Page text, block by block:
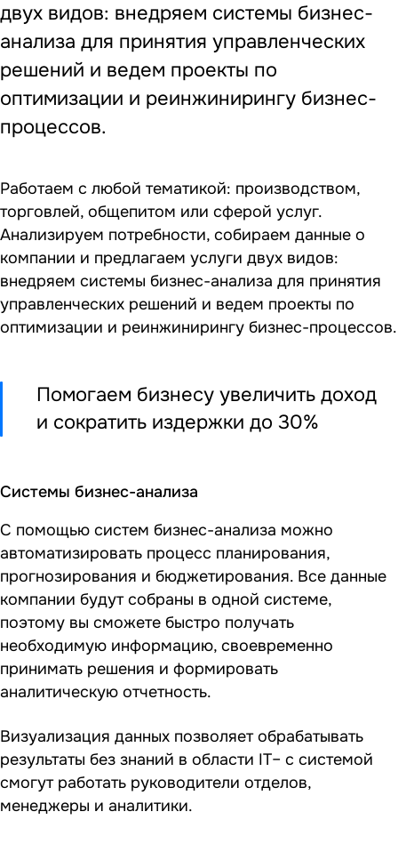
двух видов: внедряем системы бизнес-
анализа для принятия управленческих
решений и ведем проекты по
оптимизации и реинжинирингу бизнес-
процессов.
Работаем с любой тематикой: производством,
торговлей, общепитом или сферой услуг.
Анализируем потребности, собираем данные о
компании и предлагаем услуги двух видов:
внедряем системы бизнес-анализа для принятия
управленческих решений и ведем проекты по
оптимизации и реинжинирингу бизнес-процессов.
Помогаем бизнесу увеличить доход
и сократить издержки до 30%
Системы бизнес-анализа
С помощью систем бизнес-анализа можно
автоматизировать процесс планирования,
прогнозирования и бюджетирования. Все данные
компании будут собраны в одной системе,
поэтому вы сможете быстро получать
необходимую информацию, своевременно
принимать решения и формировать
аналитическую отчетность.
Визуализация данных позволяет обрабатывать
результаты без знаний в области IT– с системой
смогут работать руководители отделов,
менеджеры и аналитики.